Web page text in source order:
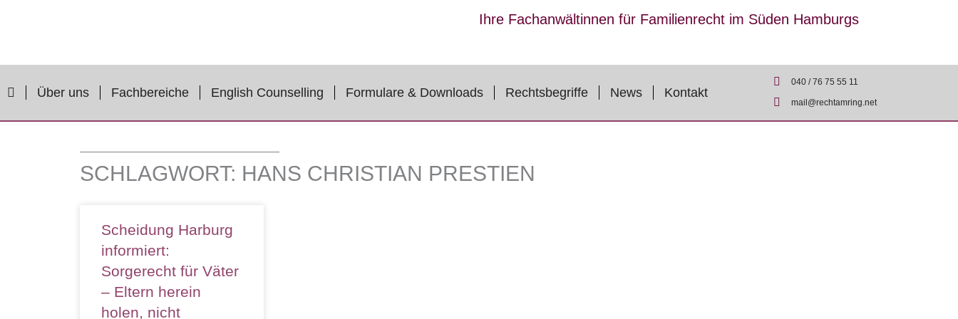
Ihre Fachanwältinnen für Familienrecht im Süden Hamburgs
Über uns Fachbereiche English Counselling Formulare & Downloads Rechtsbegriffe News Kontakt
040 / 76 75 55 11
mail@rechtamring.net
SCHLAGWORT: HANS CHRISTIAN PRESTIEN
Scheidung Harburg
informiert:
Sorgerecht für Väter
– Eltern herein
holen, nicht